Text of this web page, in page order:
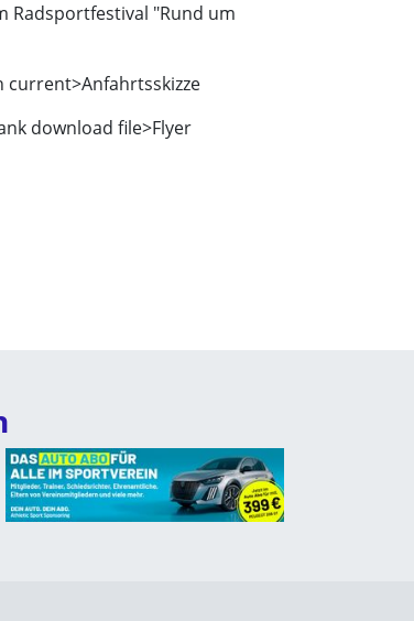
Radsportfestival "Rund um
download file>Flyer